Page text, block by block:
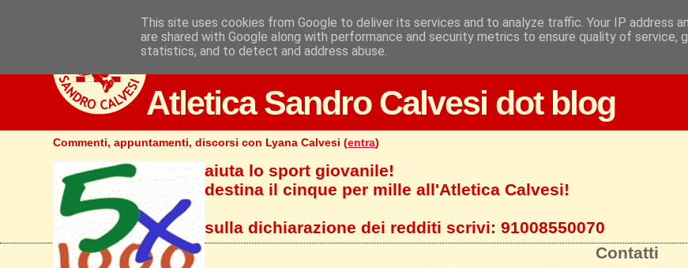
Atletica Sandro Calvesi dot blog
Commenti, appuntamenti, discorsi con Lyana Calvesi (entra)
aiuta lo sport giovanile!
destina il cinque per mille all'Atletica Calvesi!
sulla dichiarazione dei redditi scrivi:91008550070
Contatti
This site uses cookies from Google to deliver its services and to analyze traffic. Your IP address
are shared with Google along with performance and security metrics to ensure quality of service,
statistics, and to detect and address abuse.